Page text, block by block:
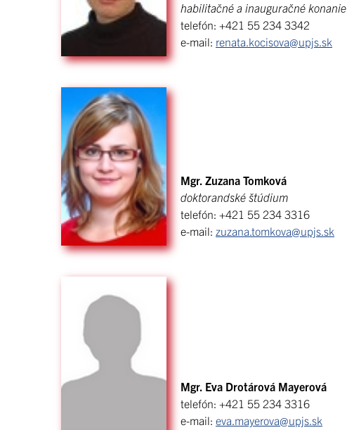
habilitačné a inauguračné konanie
telefón: +421 55 234 3342
e-mail: renata.kocisova@upjs.sk
Mgr. Zuzana Tomková
doktorandské štúdium
telefón: +421 55 234 3316
e-mail: zuzana.tomkova@upjs.sk
Mgr. Eva Drotárová Mayerová
telefón: +421 55 234 3316
e-mail: eva.mayerova@upjs.sk